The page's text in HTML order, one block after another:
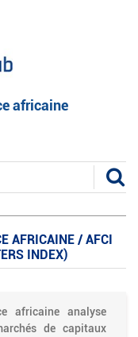
africaine
AFRICAINE / AFCI
INDEX)
africaine analyse
de capitaux